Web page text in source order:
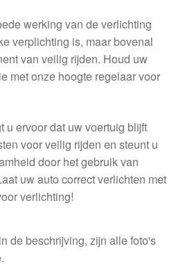
werking van de verlichting
verplichting is, maar bovenal
van veilig rijden. Houd uw
met onze hoogte regelaar voor
u ervoor dat uw voertuig blijft
voor veilig rijden en steunt u
door het gebruik van
uw auto correct verlichten met
verlichting!
de beschrijving, zijn alle foto's